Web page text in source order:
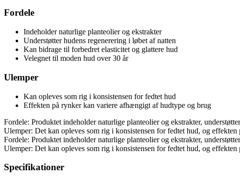
Fordele
Indeholder naturlige planteolier og ekstrakter
Understøtter hudens regenerering i løbet af natten
Kan bidrage til forbedret elasticitet og glattere hud
Velegnet til moden hud over 30 år
Ulemper
Kan opleves som rig i konsistensen for fedtet hud
Effekten på rynker kan variere afhængigt af hudtype og brug
Fordele: Produktet indeholder naturlige planteolier og ekstrakter,
Ulemper: Det kan opleves som rig i konsistensen for fedtet hud, og
Fordele: Produktet indeholder naturlige planteolier og ekstrakter,
Ulemper: Det kan opleves som rig i konsistensen for fedtet hud, og
Specifikationer